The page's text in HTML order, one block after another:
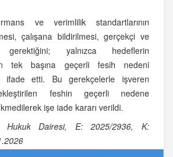
ve verimlilik standartlarının
çalışana bildirilmesi, gerçekçi ve
yalnızca hedeflerin
tek başına geçerli fesih nedeni
ifade etti. Bu gerekçelerle işveren
feshin geçerli nedene
işe iade kararı verildi.
Dairesi, E: 2025/2936, K: